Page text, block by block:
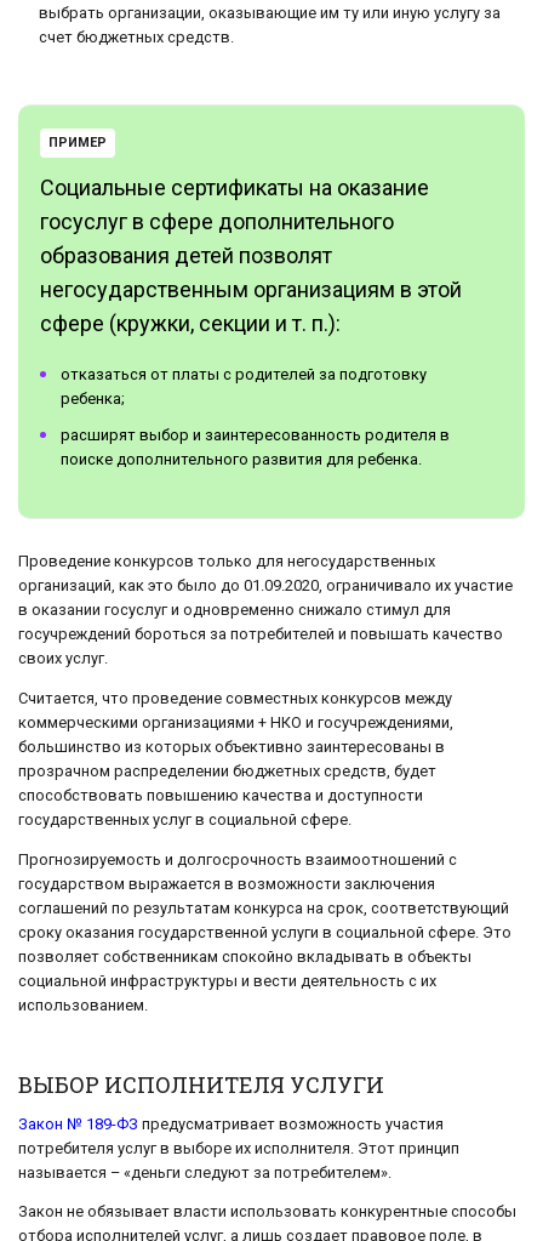
выбрать организации, оказывающие им ту или иную услугу за
счет бюджетных средств.
ПРИМЕР
Социальные сертификаты на оказание
госуслуг в сфере дополнительного
образования детей позволят
негосударственным организациям в этой
сфере (кружки, секции и т. п.):
отказаться от платы с родителей за подготовку
ребенка;
расширят выбор и заинтересованность родителя в
поиске дополнительного развития для ребенка.
Проведение конкурсов только для негосударственных
организаций, как это было до 01.09.2020, ограничивало их участие
в оказании госуслуг и одновременно снижало стимул для
госучреждений бороться за потребителей и повышать качество
своих услуг.
Считается, что проведение совместных конкурсов между
коммерческими организациями + НКО и госучреждениями,
большинство из которых объективно заинтересованы в
прозрачном распределении бюджетных средств, будет
способствовать повышению качества и доступности
государственных услуг в социальной сфере.
Прогнозируемость и долгосрочность взаимоотношений с
государством выражается в возможности заключения
соглашений по результатам конкурса на срок, соответствующий
сроку оказания государственной услуги в социальной сфере. Это
позволяет собственникам спокойно вкладывать в объекты
социальной инфраструктуры и вести деятельность с их
использованием.
ВЫБОР ИСПОЛНИТЕЛЯ УСЛУГИ
Закон № 189-ФЗ предусматривает возможность участия
потребителя услуг в выборе их исполнителя. Этот принцип
называется – «деньги следуют за потребителем».
Закон не обязывает власти использовать конкурентные способы
отбора исполнителей услуг, а лишь создает правовое поле, в